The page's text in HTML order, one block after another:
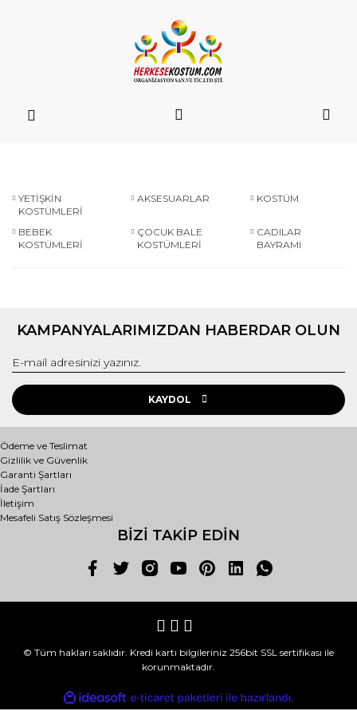
YETİŞKİN
KOSTÜMLERİ
AKSESUARLAR KOSTÜM
BEBEK
KOSTÜMLERİ
ÇOCUK BALE
KOSTÜMLERİ
CADILAR
BAYRAMI
KAMPANYALARIMIZDAN HABERDAR OLUN
KAYDOL
Ödeme ve Teslimat
Gizlilik ve Güvenlik
Garanti Şartları
İade Şartları
İletişim
Mesafeli Satış Sözleşmesi
BİZİ TAKİP EDİN
© Tüm hakları saklıdır. Kredi kartı bilgileriniz 256bit SSL sertifikası ile
korunmaktadır.
ideasoft
e-
ticaret
hazırlandı.